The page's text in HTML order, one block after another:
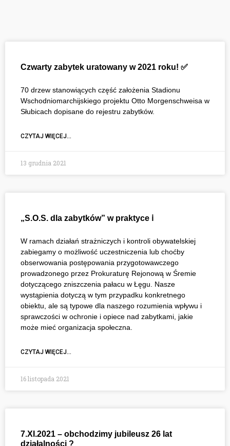
Czwarty zabytek uratowany w 2021 roku! ✅
70 drzew stanowiących część założenia Stadionu
Wschodniomarchijskiego projektu Otto Morgenschweisa w
Słubicach dopisane do rejestru zabytków.
CZYTAJ WIĘCEJ...
13 grudnia 2021
„S.O.S. dla zabytków” w praktyce ℹ
W ramach działań strażniczych i kontroli obywatelskiej
zabiegamy o możliwość uczestniczenia lub choćby
obserwowania postępowania przygotowawczego
prowadzonego przez Prokuraturę Rejonową w Śremie
dotyczącego zniszczenia pałacu w Łęgu. Nasze
wystąpienia dotyczą w tym przypadku konkretnego
obiektu, ale są typowe dla naszego rozumienia wpływu i
sprawczości w ochronie i opiece nad zabytkami, jakie
może mieć organizacja społeczna.
CZYTAJ WIĘCEJ...
16 listopada 2021
7.XI.2021 – obchodzimy jubileusz 26 lat
działalności ?